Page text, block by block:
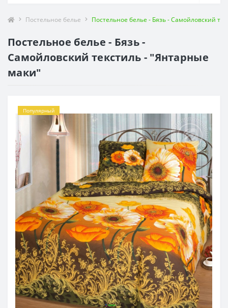
Постельное белье Постельное белье - Бязь - Самойловский
Постельное белье - Бязь -
Самойловский текстиль - "Янтарные
маки"
Популярный